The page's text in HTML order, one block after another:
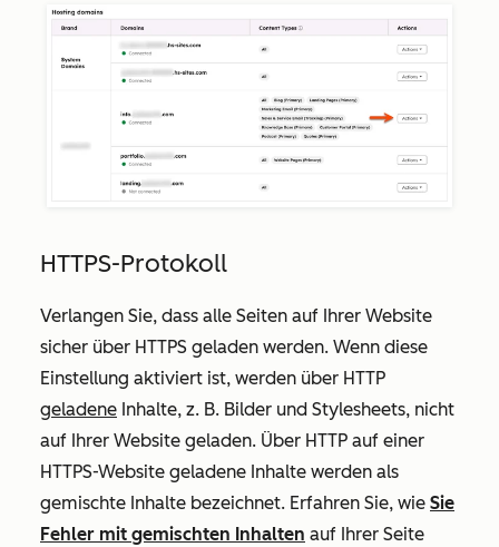
HTTPS-Protokoll
Verlangen Sie, dass alle Seiten auf Ihrer Website
sicher über HTTPS geladen werden. Wenn diese
Einstellung aktiviert ist, werden über HTTP
geladene Inhalte, z. B. Bilder und Stylesheets, nicht
auf Ihrer Website geladen. Über HTTP auf einer
HTTPS-Website geladene Inhalte werden als
gemischte Inhalte bezeichnet. Erfahren Sie, wie Sie
Fehler mit gemischten Inhalten auf Ihrer Seite